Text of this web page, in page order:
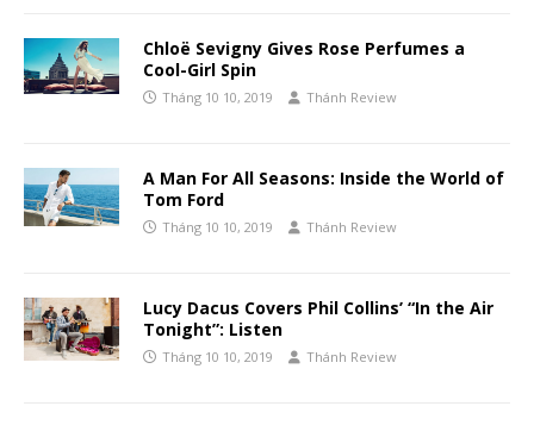
Chloë Sevigny Gives Rose Perfumes a
Cool-Girl Spin
Tháng 10 10, 2019 Thánh Review
A Man For All Seasons: Inside the World of
Tom Ford
Tháng 10 10, 2019 Thánh Review
Lucy Dacus Covers Phil Collins’ “In the Air
Tonight”: Listen
Tháng 10 10, 2019 Thánh Review